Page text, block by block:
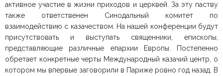
активное участие в жизни приходов и церквей. За эту паству
также ответственен Синодальный комитет по
взаимодействию с казачеством. На нашей конференции будут
присутствовать и выступать священники, епископы,
представляющие различные епархии Европы. Постепенно
обретает конкретные черты Международный казачий центр, о
котором мы впервые заговорили в Париже ровно год назад. В